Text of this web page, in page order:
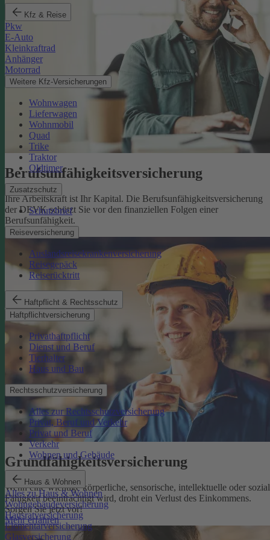
Kfz & Reise
Pkw
E-Auto
Kleinkraftrad
Anhänger
Motorrad
Weitere Kfz-Versicherungen
Wohnwagen
Lieferwagen
Wohnmobil
Quad
Trike
Traktor
Oldtimer
Zusatzschutz
Schutzbrief
Reiseversicherung
Auslandsreisekrankenversicherung
Reisegepäck
Reiserücktritt
Haftpflicht & Rechtsschutz
Haftpflichtversicherung
Privathaftpflicht
Dienst und Beruf
Tierhalter
Haus und Bau
Rechtsschutzversicherung
Alles zur Rechtsschutzversicherung
Privat, Beruf und Verkehr
Privat und Beruf
Verkehr
Wohnen und Gebäude
Haus & Wohnen
Alles zu Haus & Wohnen
Wohngebäudeversicherung
Hausratversicherung
Elementarversicherung
Glasversicherung
Berufsunfähigkeits­versicherung
Ihre Arbeitskraft ist Ihr Kapital. Die Berufsunfähigkeitsversicherung
der DEVK schützt Sie vor den finanziellen Folgen einer
Berufsunfähigkeit.
Mehr erfahren
Grundfähigkeits­versicherung
Wenn eine wichtige körperliche, sensorische, intellektuelle oder
Fähigkeit beeinträchtigt wird, droht ein Verlust des Einkommens.
Sorgen Sie jetzt vor!
Mehr erfahren